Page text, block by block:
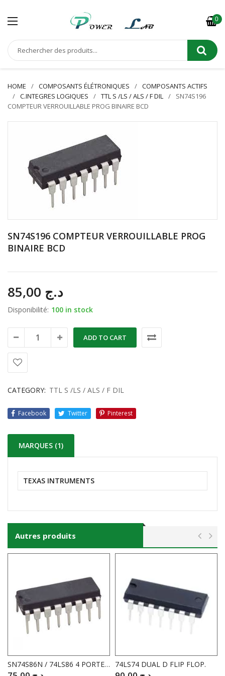
0
HOME COMPOSANTS ÉLÉTRONIQUES
COMPOSANTS ACTIFS
C.INTEGRES LOGIQUES
TTL S /LS / ALS / F DIL
SN74S196
COMPTEUR VERROUILLABLE PROG BINAIRE BCD
SN74S196 COMPTEUR VERROUILLABLE PROG
BINAIRE BCD
د.ج
Disponibilité: 100 in stock
ADD TO CART
CATEGORY: TTL S /LS / ALS / F DIL
Facebook Twitter Pinterest
MARQUES (1)
TEXAS INTRUMENTS
Autres produits
SN74S86N / 74LS86 4 PORTES OU EXCL 74LS74 DUAL D FLIP FLOP.